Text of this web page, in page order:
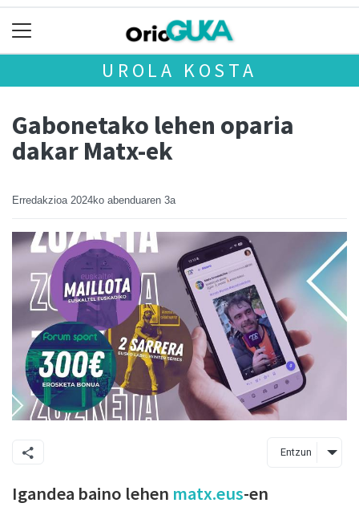
UROLA KOSTA
Gabonetako lehen oparia
dakar Matx-ek
Erredakzioa 2024ko abenduaren 3a
Entzun
Igandea baino lehen matx.eus-en